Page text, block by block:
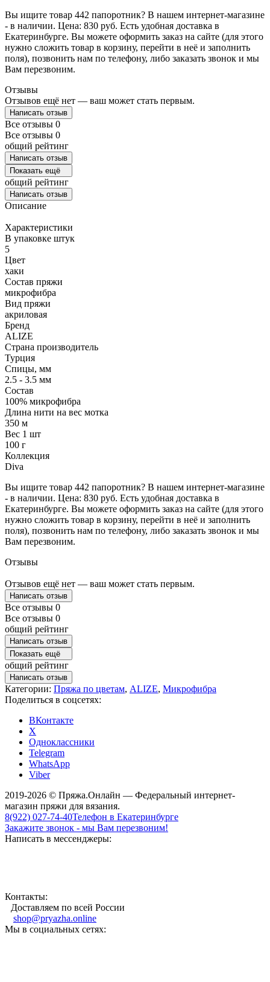
Вы ищите товар 442 папоротник? В нашем интернет-магазине
- в наличии. Цена: 830 руб. Есть удобная доставка в
Екатеринбурге. Вы можете оформить заказ на сайте (для этого
нужно сложить товар в корзину, перейти в неё и заполнить
поля), позвонить нам по телефону, либо заказать звонок и мы
Вам перезвоним.
Отзывы
Отзывов ещё нет — ваш может стать первым.
Написать отзыв
Все отзывы 0
Все отзывы 0
общий рейтинг
Написать отзыв
Показать ещё
общий рейтинг
Написать отзыв
Описание
Характеристики
В упаковке штук
5
Цвет
хаки
Состав пряжи
микрофибра
Вид пряжи
акриловая
Бренд
ALIZE
Страна производитель
Турция
Спицы, мм
2.5 - 3.5 мм
Состав
100% микрофибра
Длина нити на вес мотка
350 м
Вес 1 шт
100 г
Коллекция
Diva
Вы ищите товар 442 папоротник? В нашем интернет-магазине
- в наличии. Цена: 830 руб. Есть удобная доставка в
Екатеринбурге. Вы можете оформить заказ на сайте (для этого
нужно сложить товар в корзину, перейти в неё и заполнить
поля), позвонить нам по телефону, либо заказать звонок и мы
Вам перезвоним.
Отзывы
Отзывов ещё нет — ваш может стать первым.
Написать отзыв
Все отзывы 0
Все отзывы 0
общий рейтинг
Написать отзыв
Показать ещё
общий рейтинг
Написать отзыв
Категории: Пряжа по цветам, ALIZE, Микрофибра
Поделиться в соцсетях:
ВКонтакте
X
Одноклассники
Telegram
WhatsApp
Viber
2019-2026 © Пряжа.Онлайн — Федеральный интернет-
магазин пряжи для вязания.
8(922) 027-74-40Телефон в Екатеринбурге
Закажите звонок - мы Вам перезвоним!
Написать в мессенджеры:
Контакты:
Доставляем по всей России
shop@pryazha.online
Мы в социальных сетях: